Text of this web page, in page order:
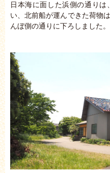
日本海に面した浜側の通り
い、北前船が運んできた荷物
んぼ側の通りに下ろしました。